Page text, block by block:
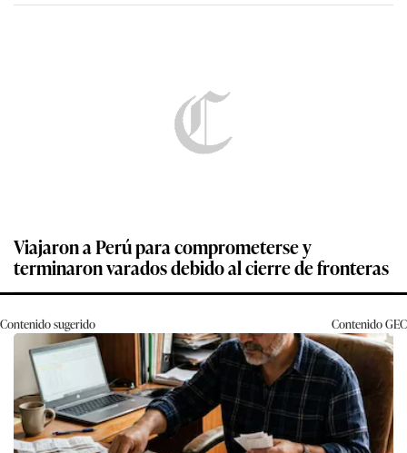
Viajaron a Perú para comprometerse y
terminaron varados debido al cierre de fronteras
Contenido sugerido ContenidoGEC